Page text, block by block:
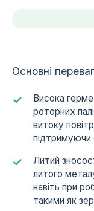
Основні
Висока
роторних
витоку
підтримуючи
Литий
литого
навіть при
такими як